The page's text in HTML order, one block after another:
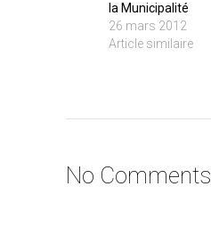
la Municipalité
26 mars 2012
Article similaire
No Comments